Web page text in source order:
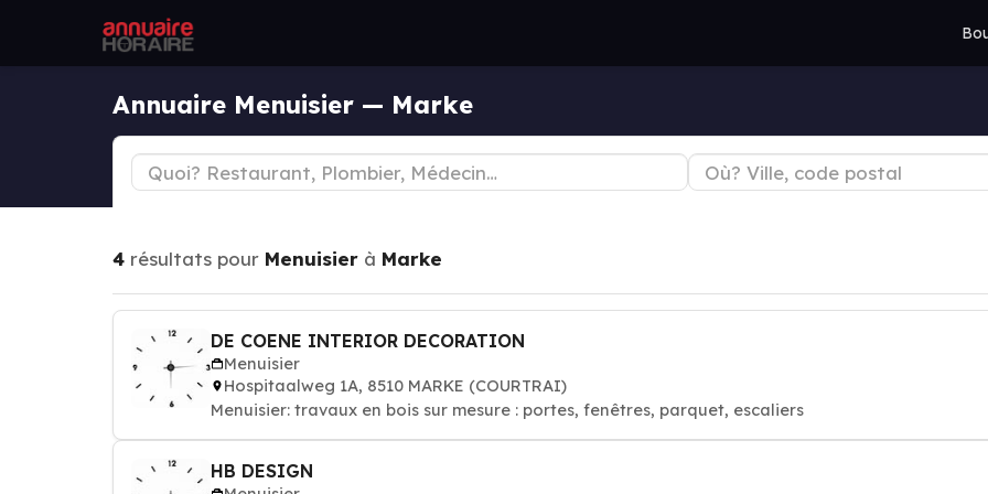
Annuaire Menuisier — Marke
4 résultats pour Menuisier à Marke
DE COENE INTERIOR DECORATION
Menuisier
Hospitaalweg 1A, 8510 MARKE (COURTRAI)
Menuisier: travaux en bois sur mesure : portes, fenêtres, parquet, escaliers
HB DESIGN